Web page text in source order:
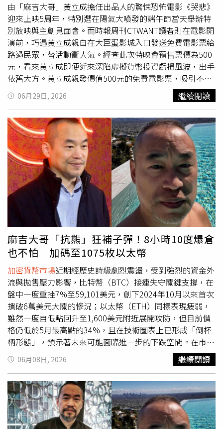
由「麻吉大哥」黃立成擔任出品人的驚悚恐怖電影《哭悲》
迎來上映5周年，特別選在陽氣大噴發的端午節當天舉辦特
別放映與主創見面會。而時報周刊CTWANT讀者則在電影開
演前，巧遇黃立成親自在大巨蛋影城入口發送免費電影票給
路過民眾，替活動衝人氣。經查此次特映會預售票價為500
元，看來黃立成即便近來深陷虛擬貨幣投資虧損風波，出手
依舊大方。黃立成親發價值500元的免費電影票，吸引不少
民眾排隊領取。（圖／讀者提供）黃立成自直播平台退出後
積極轉型，2018年成立電影公司投入影視產業，近年參與
多部國片投資。他曾在社群平台公開自己的「國片投資成績
單」，包括《月老》、《96分鐘》與《功夫》等作品皆有參
與。不過他也坦言，投資的14部電影中有9部虧損，但仍持
續力挺台灣電影產業，喊話「我支持國片！嘎U（加
油）」。黃立成（左）是九把刀新片《功夫》的出品人。
（圖／方萬民攝）由朱軒洋等人主演的國片《哭悲》曾於
2021年上映，劇情描述末日病毒蔓延後人性失控、社會秩
序崩解的極端世界。該片也在國際影展表現亮眼，曾獲得
Fantastic Fest恐怖類最佳影片、最佳導演，以及Fantaspoa
最佳影片、最佳特效化妝等獎項肯定，更在Fantasia
International Film Festival獲得觀眾票選獎，成為近年少數
成功打進國際市場的台灣恐怖電影之一。話題男星朱軒洋在
《哭悲》也有演出。（圖／麻吉砥加提供）另一方面，黃立
成近年活躍於加密貨幣市場，其高槓桿操作風格備受幣圈關
注。不過今年3月22日加密貨幣市場 劇烈震盪，以太幣價格
重挫，導致他持有的約5250枚以太幣多單遭到強制平倉，
累計損失約3022萬美元（約新台幣9.6億元），帳戶資產一
度從千萬美元規模縮水至約15.8萬美元。近期他也公開交易
數據，顯示在Hyperliquid平台累計支付手續費已逼近200萬
美元（約新台幣6393萬元），並強調「我從不會輸，要嘛
贏，要嘛被清算」，再度引發幣圈與網友熱議。
06月29日, 2026 繼續閱讀
麻吉大哥「抗熊」狂補子彈！8小時10度爆倉
也不怕 加碼至1075枚以太幣
加密貨幣市場近期經歷史詩級劇烈震盪，受到強烈的資金外
流與拋售壓力影響，比特幣（BTC）接連失守關鍵支撐，在
盤中一度重挫7%至59,101美元，創下2024年10月以來首次
摜破6萬美元大關的慘況；以太幣（ETH）同樣表現疲弱，
雖然一度自低點回升至1,600美元附近展開攻防，但目前價
格仍低於5月最高點的34%，且在技術圖表上已形成「倒杯
柄形態」，預示著未來可能面臨進一步的下跌空間。在市場
一片血腥的慘跌風暴中，知名加密貨幣投資人「麻吉大哥」
黃立成的交易動向，再度成為全球幣圈的熱議焦點。根據鏈
上分析團隊Lookonchain的最新監測，黃立成在短短8小時
內瘋狂遭遇10次強制平倉（爆倉），帳戶資金一度被震盪到
只剩下約5.2萬美元（約新台幣164.2萬元）。然而，被戲稱
為「清算之王」的他完全沒在怕，反而展現驚人韌性，逆勢
瘋狂補子彈加碼。麻吉大哥帳戶慘遭血洗剩5.2萬美元。
06月08日, 2026 繼續閱讀